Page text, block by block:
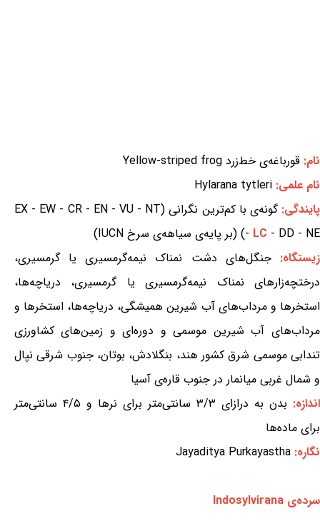
نام: قورباغه‌ی خط‌زرد Yellow-striped frog
نام علمی: Hylarana tytleri
پایندگی:
گونه‌ی با کم‌ترین نگرانی (EX - EW - CR - EN - VU - NT
- LC - DD - NE) (بر پایه‌ی سیاهه‌ی سرخ IUCN)
زیستگاه:جنگل‌های دشت نمناک نیمه‌گرمسیری یا گرمسیری،
درختچه‌زارهای نمناک نیمه‌گرمسیری یا گرمسیری، دریاچه‌ها،
استخرها و مرداب‌های آب شیرین همیشگی، دریاچه‌ها، استخرها و
مرداب‌های آب شیرین موسمی و دوره‌ای و زمین‌های کشاورزی
تندابی موسمی شرق کشور هند، بنگلادش، بوتان، جنوب شرقی نپال
و شمال غربی میانمار در جنوب قاره‌ی آسیا
اندازه:
بدن به درازای ۳/۳ سانتی‌متر برای نرها و ۴/۵ سانتی‌متر
برای ماده‌ها
نگاره: Jayaditya Purkayastha
سرده‌ی Indosylvirana